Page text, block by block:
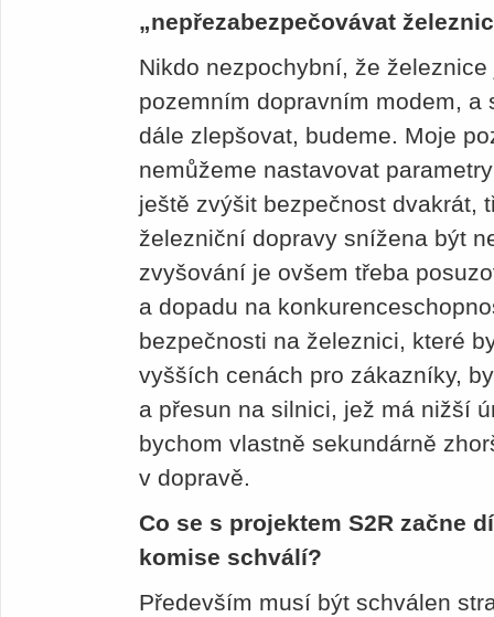
„nepřezabezpečovávat
Nikdo nezpochybní, že
pozemním dopravním modem, a
dále zlepšovat, budeme. Moje
nemůžeme nastavovat
ještě zvýšit bezpečnost dvakrát,
železniční dopravy snížena být
zvyšování je ovšem třeba
a dopadu na
bezpečnosti na železnici, které
vyšších cenách pro zákazníky,
a přesun na silnici, jež má nižší
bychom vlastně sekundárně
v dopravě.
Co se s projektem S2R začne
komise schválí?
Především musí být schválen